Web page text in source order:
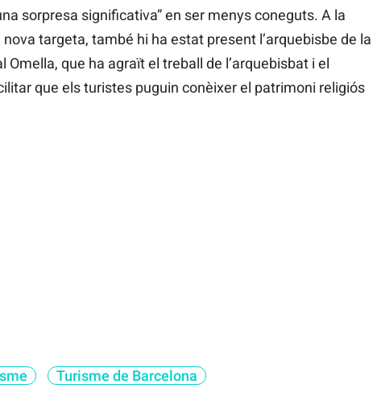
sorpresa significativa” en ser menys coneguts. A la
targeta, també hi ha estat present l’arquebisbe de la
Omella, que ha agraït el treball de l’arquebisbat i el
que els turistes puguin conèixer el patrimoni religiós
Turisme de Barcelona